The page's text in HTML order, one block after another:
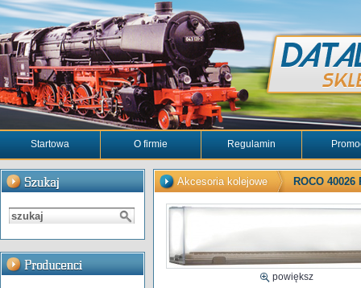
Startowa O firmie Regulamin
Akcesoria kolejowe ROCO 40026
powiększ